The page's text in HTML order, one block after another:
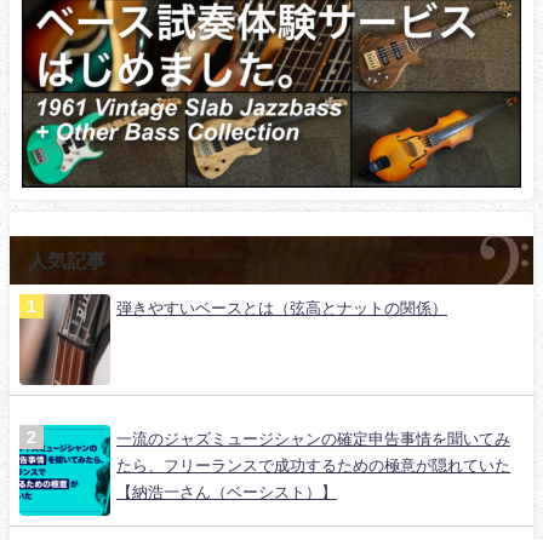
人気記事
弾きやすいベースとは（弦高とナットの関係）
一流のジャズミュージシャンの確定申告事情を聞いてみ
たら、フリーランスで成功するための極意が隠れていた
【納浩一さん（ベーシスト）】